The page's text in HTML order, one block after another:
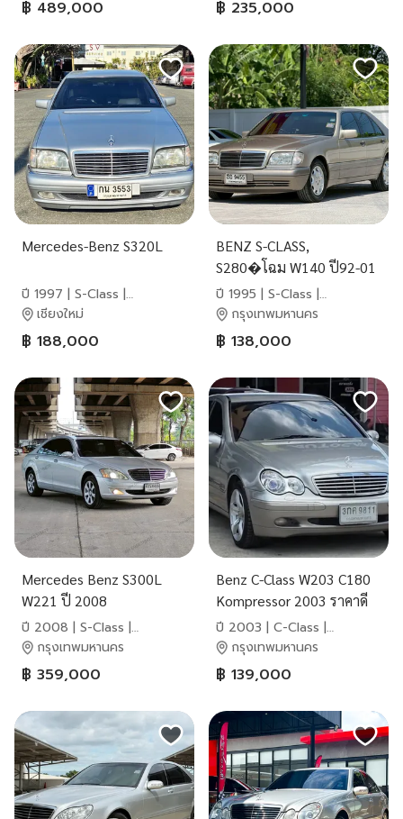
฿ 489,000 ฿ 235,000
Mercedes-Benz S320L
ปี 1997 | S-Class |
Mercedes-Benz
เชียงใหม่
฿ 188,000
BENZ S-CLASS,
S280�โฉม W140 ปี92-01
ปี1995 รุ่นกาบร่องแล้ว
เครื่องยนต์เบนซิน 2.8 เกียร์
ออโต้ ไมล์ 241,614 Km.
#ราคาโปรโมชั่น ราคา
158,000.- (ขายเงินส
ปี 1995 | S-Class |
Mercedes-Benz
กรุงเทพมหานคร
฿ 138,000
Mercedes Benz S300L
W221 ปี 2008
ปี 2008 | S-Class |
Mercedes-Benz
กรุงเทพมหานคร
฿ 359,000
Benz C-Class W203 C180
Kompressor 2003 ราคาดี
ปี 2003 | C-Class |
Mercedes-Benz
กรุงเทพมหานคร
฿ 139,000